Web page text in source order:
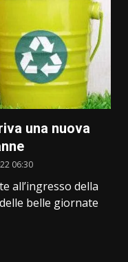
una nuova
06:30
all’ingresso della
belle giornate